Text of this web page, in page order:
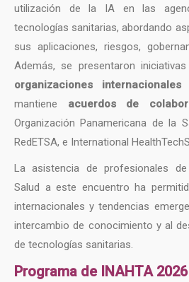
utilización de la IA en las
tecnologías sanitarias, abordando
sus aplicaciones, riesgos,
Además, se presentaron
organizaciones internacionales
mantiene acuerdos de
Organización Panamericana de la
RedETSA, e International
La asistencia de profesionales
Salud a este encuentro ha
internacionales y tendencias
intercambio de conocimiento y al
de tecnologías sanitarias.
Programa de INAHTA 2026